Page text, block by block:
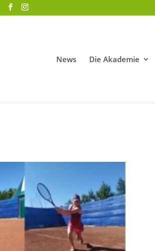
News Die Akademie